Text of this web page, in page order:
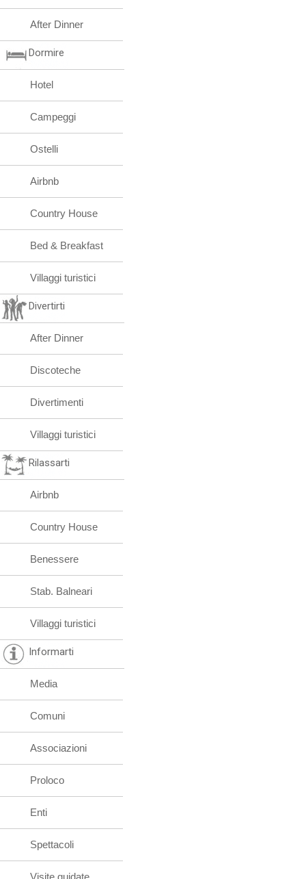
After Dinner
Dormire
Hotel
Campeggi
Ostelli
Airbnb
Country House
Bed & Breakfast
Villaggi turistici
Divertirti
After Dinner
Discoteche
Divertimenti
Villaggi turistici
Rilassarti
Airbnb
Country House
Benessere
Stab. Balneari
Villaggi turistici
Informarti
Media
Comuni
Associazioni
Proloco
Enti
Spettacoli
Visite guidate